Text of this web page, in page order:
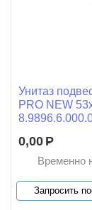
Унитаз
PRO NEW
0,00 Р
Временно
Запросить